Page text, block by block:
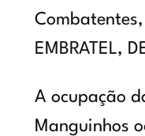
EMBRATEL,
A ocupação
Manguinhos